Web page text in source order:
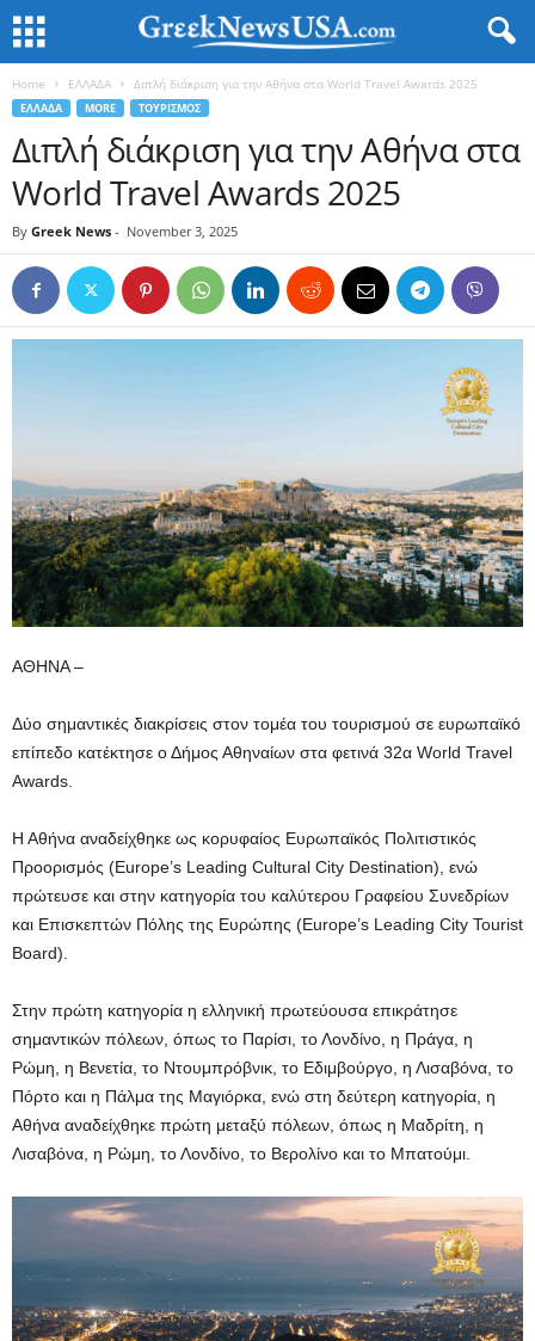
Home ΕΛΛΑΔΑ Διπλή διάκριση για την Αθήνα στα World Travel Awards 2025
ΕΛΛΑΔΑ MORE ΤΟΥΡΙΣΜΟΣ
Διπλή διάκριση για την Αθήνα στα
World Travel Awards 2025
By Greek News - November 3, 2025
ΑΘΗΝΑ –
Δύο σημαντικές διακρίσεις στον τομέα του τουρισμού σε ευρωπαϊκό
επίπεδο κατέκτησε ο Δήμος Αθηναίων στα φετινά 32α World Travel
Awards.
Η Αθήνα αναδείχθηκε ως κορυφαίος Ευρωπαϊκός Πολιτιστικός
Προορισμός (Europe’s Leading Cultural City Destination), ενώ
πρώτευσε και στην κατηγορία του καλύτερου Γραφείου Συνεδρίων
και Επισκεπτών Πόλης της Ευρώπης (Europe’s Leading City Tourist
Board).
Στην πρώτη κατηγορία η ελληνική πρωτεύουσα επικράτησε
σημαντικών πόλεων, όπως το Παρίσι, το Λονδίνο, η Πράγα, η
Ρώμη, η Βενετία, το Ντουμπρόβνικ, το Εδιμβούργο, η Λισαβόνα, το
Πόρτο και η Πάλμα της Μαγιόρκα, ενώ στη δεύτερη κατηγορία, η
Αθήνα αναδείχθηκε πρώτη μεταξύ πόλεων, όπως η Μαδρίτη, η
Λισαβόνα, η Ρώμη, το Λονδίνο, το Βερολίνο και το Μπατούμι.